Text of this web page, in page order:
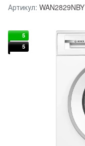
Артикул: WAN2829NBY
5
5